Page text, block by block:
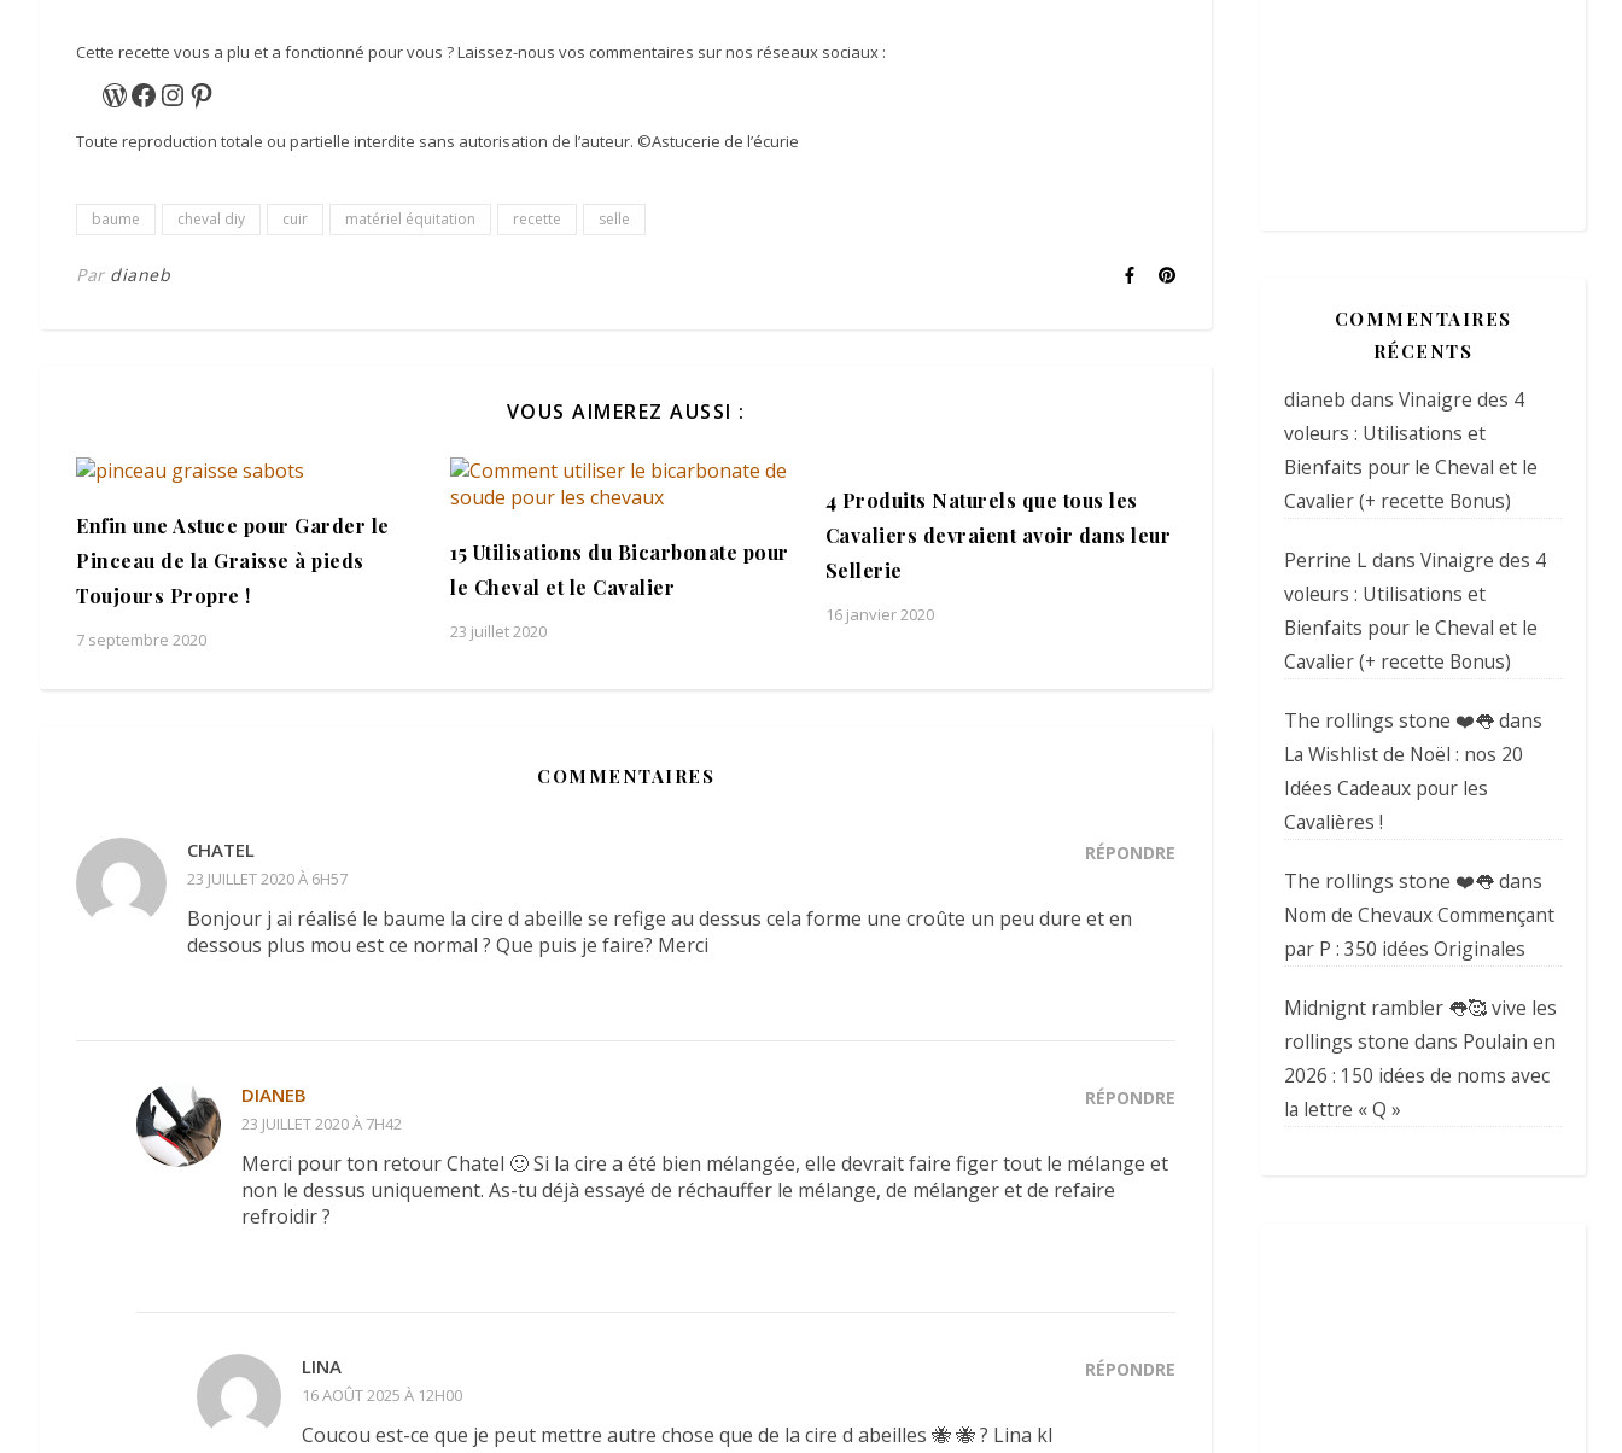
Cette recette vous a plu et a fonctionné pour vous ? Laissez-nous vos commentaires sur nos réseaux sociaux :
WordPress
Facebook
Instagram
Pinterest
Toute reproduction totale ou partielle interdite sans autorisation de l’auteur. ©️Astucerie de l’écurie
baume cheval diy cuir matériel équitation recette selle
Par dianeb
VOUS AIMEREZ AUSSI :
Enfin une Astuce pour Garder le
Pinceau de la Graisse à pieds
Toujours Propre !
7 septembre 2020
15 Utilisations du Bicarbonate pour
le Cheval et le Cavalier
23 juillet 2020
4 Produits Naturels que tous les
Cavaliers devraient avoir dans leur
Sellerie
16 janvier 2020
COMMENTAIRES
CHATEL
23 JUILLET 2020 À 6H57
RÉPONDRE
Bonjour j ai réalisé le baume la cire d abeille se refige au dessus cela forme une croûte un peu dure et en
dessous plus mou est ce normal ? Que puis je faire? Merci
DIANEB
23 JUILLET 2020 À 7H42
RÉPONDRE
Merci pour ton retour Chatel 🙂 Si la cire a été bien mélangée, elle devrait faire figer tout le mélange et
non le dessus uniquement. As-tu déjà essayé de réchauffer le mélange, de mélanger et de refaire
refroidir ?
LINA
16 AOÛT 2025 À 12H00
RÉPONDRE
Coucou est-ce que je peut mettre autre chose que de la cire d abeilles 🐝 🐝 ? Lina kl
COMMENTAIRES
RÉCENTS
dianeb dans Vinaigre des 4
voleurs : Utilisations et
Bienfaits pour le Cheval et le
Cavalier (+ recette Bonus)
Perrine Ldans Vinaigre des 4
voleurs : Utilisations et
Bienfaits pour le Cheval et le
Cavalier (+ recette Bonus)
The rollings stone ❤️👅dans
La Wishlist de Noël : nos 20
Idées Cadeaux pour les
Cavalières !
The rollings stone ❤️👅dans
Nom de Chevaux Commençant
par P : 350 idées Originales
Midnignt rambler 👅🥰 vive les
rollings stone dans Poulain en
2026 : 150 idées de noms avec
la lettre « Q »